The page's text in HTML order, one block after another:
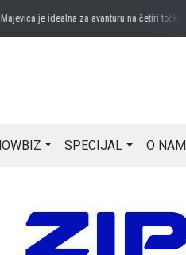
je idealna za avanturu na četiri točkaprije
SPECIJAL O